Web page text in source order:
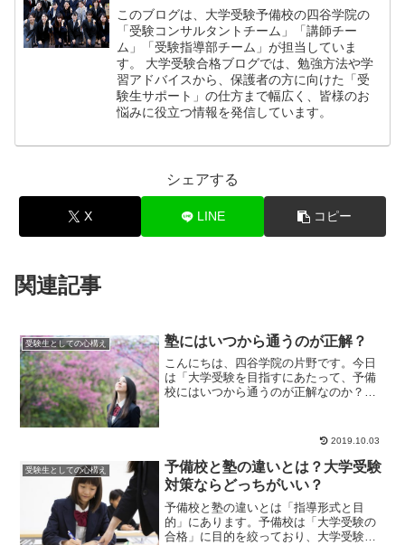
このブログは、大学受験予備校の四谷学院の
「受験コンサルタントチーム」「講師チー
ム」「受験指導部チーム」が担当していま
す。 大学受験合格ブログでは、勉強方法や学
習アドバイスから、保護者の方に向けた「受
験生サポート」の仕方まで幅広く、皆様のお
悩みに役立つ情報を発信しています。
シェアする
X LINE コピー
関連記事
受験生としての心構え 塾にはいつから通うのが正解？
こんにちは、四谷学院の片野です。今日
は「大学受験を目指すにあたって、予備
校にはいつから通うのが正解なのか？」
2019.10.03
受験生としての心構え
予備校と塾の違いとは？大学受験
対策ならどっちがいい？
予備校と塾の違いとは「指導形式と目
的」にあります。予備校は「大学受験の
合格」に目的を絞っており、大学受験対